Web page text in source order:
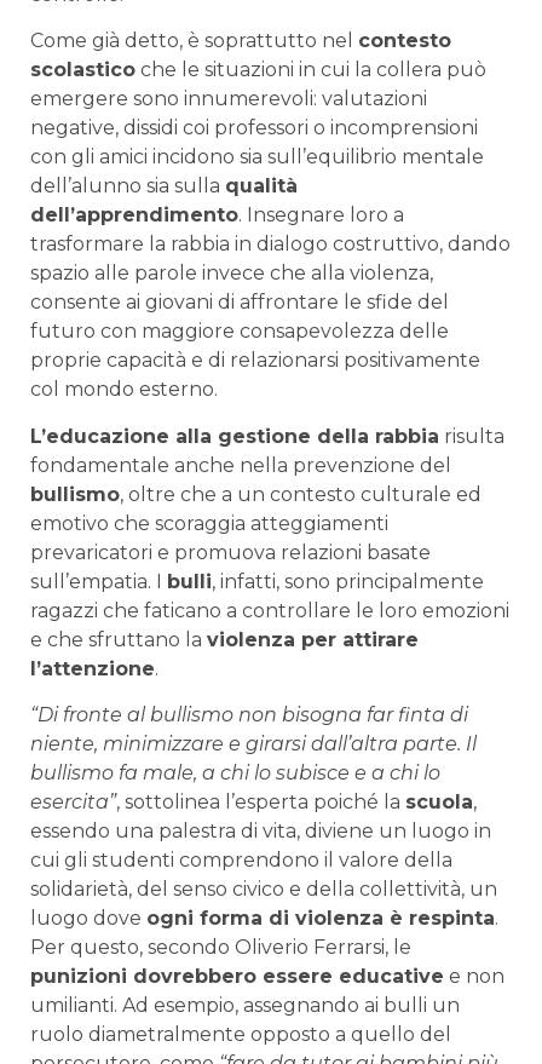
Come già detto, è soprattutto nel contesto
scolastico che le situazioni in cui la collera può
emergere sono innumerevoli: valutazioni
negative, dissidi coi professori o incomprensioni
con gli amici incidono sia sull’equilibrio mentale
dell’alunno sia sulla qualità
dell’apprendimento. Insegnare loro a
trasformare la rabbia in dialogo costruttivo, dando
spazio alle parole invece che alla violenza,
consente ai giovani di affrontare le sfide del
futuro con maggiore consapevolezza delle
proprie capacità e di relazionarsi positivamente
col mondo esterno.
L’educazione alla gestione della rabbia risulta
fondamentale anche nella prevenzione del
bullismo, oltre che a un contesto culturale ed
emotivo che scoraggia atteggiamenti
prevaricatori e promuova relazioni basate
sull’empatia. I bulli, infatti, sono principalmente
ragazzi che faticano a controllare le loro emozioni
e che sfruttano la violenza per attirare
l’attenzione.
“Di fronte al bullismo non bisogna far finta di
niente, minimizzare e girarsi dall’altra parte. Il
bullismo fa male, a chi lo subisce e a chi lo
esercita”, sottolinea l’esperta poiché la scuola,
essendo una palestra di vita, diviene un luogo in
cui gli studenti comprendono il valore della
solidarietà, del senso civico e della collettività, un
luogo dove ogni forma di violenza è respinta.
Per questo, secondo Oliverio Ferrarsi, le
punizioni dovrebbero essere educative e non
umilianti. Ad esempio, assegnando ai bulli un
ruolo diametralmente opposto a quello del